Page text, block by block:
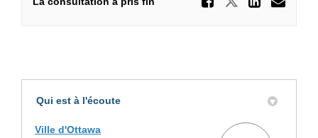
Qui est à l'écoute
Ville d'Ottawa